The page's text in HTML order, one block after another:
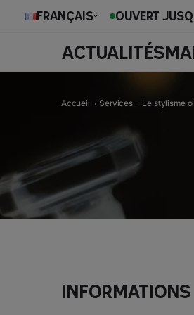
Français OUVERT
ACTUALITÉS
Accueil Services Le stylisme
Informations